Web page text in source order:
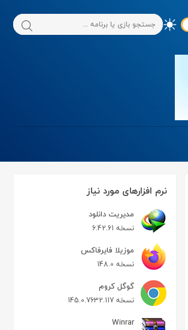
نرم افزارهای مورد نیاز
مدیریت دانلود
نسخه 6.42.61
موزیلا فایرفاکس
نسخه 148.0
گوگل کروم
نسخه 145.0.7632.117
Winrar